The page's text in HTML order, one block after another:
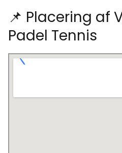
📌 Placering af
Padel Tennis